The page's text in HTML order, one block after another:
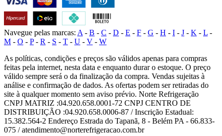
Navegue pelas marcas: A - B - C - D - E - F - G - H - I - J - K - L -
M - O - P- R - S - T - U - V - W
As políticas, condições e preços são válidos apenas para compras
feitas pela internet, nesta data e enquanto durar o estoque. O preço
válido sempre será o da finalização da compra. Vendas sujeitas à
análise e confirmação de dados. As ofertas podem ser retiradas do
site à qualquer momento sem aviso prévio. Norte Refrigeração
CNPJ MATRIZ :04.920.658.0001-72 CNPJ CENTRO DE
DISTRIBUIÇÃO :04.920.658.0006-87 / Inscrição Estadual:
15.382.564-2 Endereço Estrada do Tapanã, 8 - Belém PA - 66.833-
075 / atendimento@norterefrigeracao.com.br